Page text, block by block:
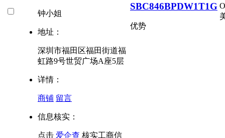
钟小姐
地址：
深圳市福田区福田街道福
虹路9号世贸广场A座5层
详情：
商铺 留言
信息核实：
点击 爱企查 核实工商信
SBC846BPDW1T1G
优势